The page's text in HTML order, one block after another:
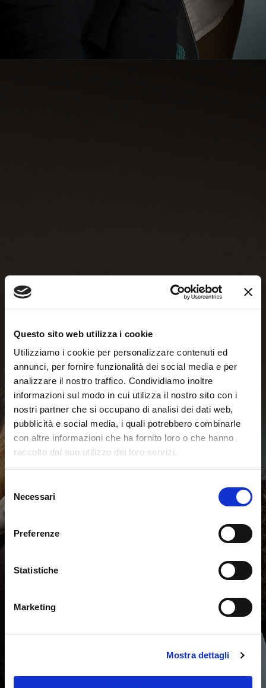
Questo sito web utilizza i cookie
Utilizziamo i cookie per personalizzare contenuti ed
annunci, per fornire funzionalità dei social media e per
analizzare il nostro traffico. Condividiamo inoltre
informazioni sul modo in cui utilizza il nostro sito con i
nostri partner che si occupano di analisi dei dati web,
pubblicità e social media, i quali potrebbero combinarle
con altre informazioni che ha fornito loro o che hanno
raccolto dal suo utilizzo dei loro servizi.
del
consenso
Necessari
Preferenze
Statistiche
Marketing
Mostra dettagli
Test Online
inizia ora il test online adattivo